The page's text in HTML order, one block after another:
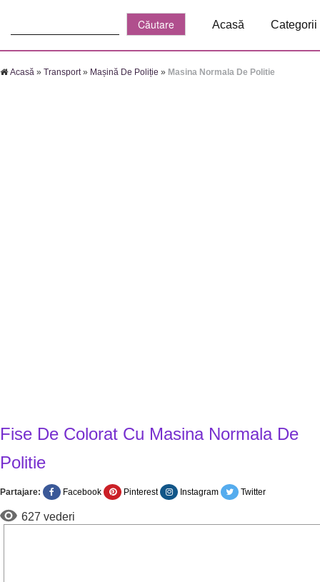
Acasă Categorii
Acasă » Transport» Mașină De Poliție » Masina Normala De Politie
Fise De Colorat Cu Masina Normala De
Politie
Partajare: Facebook Pinterest Instagram Twitter
627 vederi